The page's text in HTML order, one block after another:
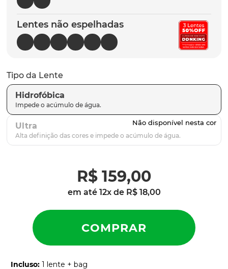
Lentes não espelhadas
Tipo da Lente
Hidrofóbica
Ultra
R$ 159,00
em até 12x de R$ 18,00
Incluso: 1 lente + bag
7º gasket
8º parafusos
9º latch